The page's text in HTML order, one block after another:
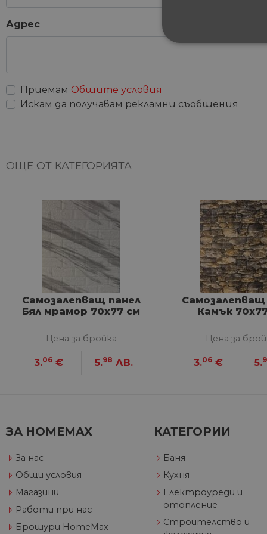
Адрес
Приемам Общите условия
Искам да получавам рекламни съобщения
ОЩЕ ОТ КАТЕГОРИЯТА
Самозалепващ панел
Бял мрамор 70х77 см
Цена за бройка
3.06 € 5.98 ЛВ.
Самозалепващ
Камък
Цена за
3.06 € 5.
ЗА HOMEMAX
За нас
Общи условия
Магазини
Работи при нас
Брошури HomeMax
КАТЕГОРИИ
Баня
Кухня
Електроуреди и
отопление
Строителство и
СТРОГО
__cf_bm
G_ENABLED_IDPS
CookieScriptConsent
__utmc
YSC
IDE
Google Privacy